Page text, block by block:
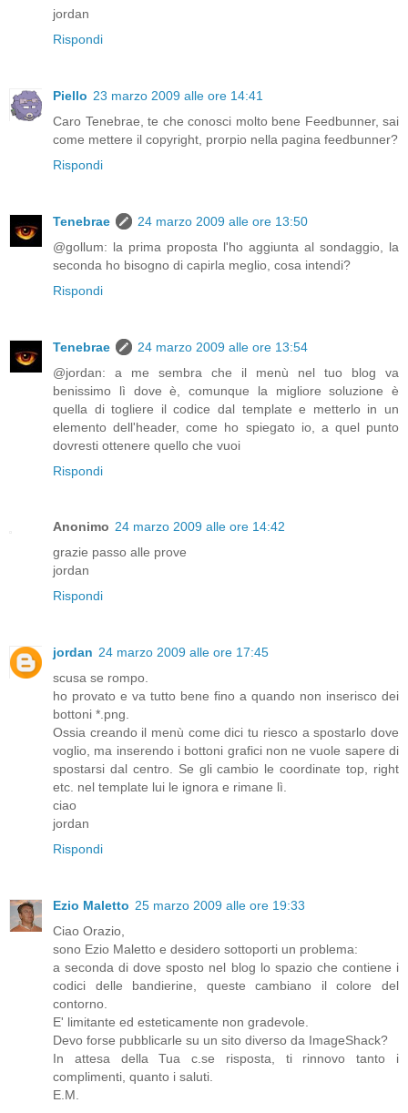
jordan
Rispondi
Piello 23 marzo 2009 alle ore 14:41
Caro Tenebrae, te che conosci molto bene Feedbunner, sai
come mettere il copyright, prorpio nella pagina feedbunner?
Rispondi
Tenebrae
24 marzo 2009 alle ore 13:50
@gollum: la prima proposta l'ho aggiunta al sondaggio, la
seconda ho bisogno di capirla meglio, cosa intendi?
Rispondi
Tenebrae
24 marzo 2009 alle ore 13:54
@jordan: a me sembra che il menù nel tuo blog va
benissimo lì dove è, comunque la migliore soluzione è
quella di togliere il codice dal template e metterlo in un
elemento dell'header, come ho spiegato io, a quel punto
dovresti ottenere quello che vuoi
Rispondi
Anonimo 24 marzo 2009 alle ore 14:42
grazie passo alle prove
jordan
Rispondi
jordan 24 marzo 2009 alle ore 17:45
scusa se rompo.
ho provato e va tutto bene fino a quando non inserisco dei
bottoni *.png.
Ossia creando il menù come dici tu riesco a spostarlo dove
voglio, ma inserendo i bottoni grafici non ne vuole sapere di
spostarsi dal centro. Se gli cambio le coordinate top, right
etc. nel template lui le ignora e rimane lì.
ciao
jordan
Rispondi
Ezio Maletto 25 marzo 2009 alle ore 19:33
Ciao Orazio,
sono Ezio Maletto e desidero sottoporti un problema:
a seconda di dove sposto nel blog lo spazio che contiene i
codici delle bandierine, queste cambiano il colore del
contorno.
E' limitante ed esteticamente non gradevole.
Devo forse pubblicarle su un sito diverso da ImageShack?
In attesa della Tua c.se risposta, ti rinnovo tanto i
complimenti, quanto i saluti.
E.M.